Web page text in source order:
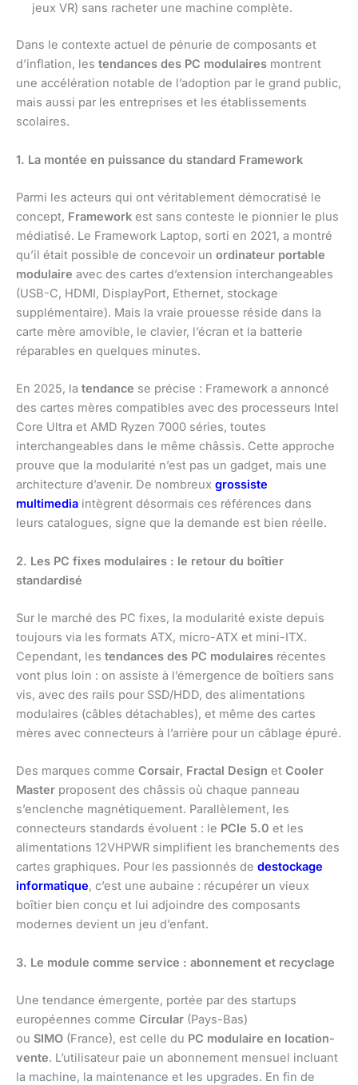
jeux VR) sans racheter une machine complète.
Dans le contexte actuel de pénurie de composants et
d’inflation, les tendances des PC modulaires montrent
une accélération notable de l’adoption par le grand public,
mais aussi par les entreprises et les établissements
scolaires.
1. La montée en puissance du standard Framework
Parmi les acteurs qui ont véritablement démocratisé le
concept, Framework est sans conteste le pionnier le plus
médiatisé. Le Framework Laptop, sorti en 2021, a montré
qu’il était possible de concevoir un ordinateur portable
modulaire avec des cartes d’extension interchangeables
(USB-C, HDMI, DisplayPort, Ethernet, stockage
supplémentaire). Mais la vraie prouesse réside dans la
carte mère amovible, le clavier, l’écran et la batterie
réparables en quelques minutes.
En 2025, la tendance se précise : Framework a annoncé
des cartes mères compatibles avec des processeurs Intel
Core Ultra et AMD Ryzen 7000 séries, toutes
interchangeables dans le même châssis. Cette approche
prouve que la modularité n’est pas un gadget, mais une
architecture d’avenir. De nombreux grossiste
multimedia intègrent désormais ces références dans
leurs catalogues, signe que la demande est bien réelle.
2. Les PC fixes modulaires : le retour du boîtier
standardisé
Sur le marché des PC fixes, la modularité existe depuis
toujours via les formats ATX, micro-ATX et mini-ITX.
Cependant, les tendances des PC modulaires récentes
vont plus loin : on assiste à l’émergence de boîtiers sans
vis, avec des rails pour SSD/HDD, des alimentations
modulaires (câbles détachables), et même des cartes
mères avec connecteurs à l’arrière pour un câblage épuré.
Des marques comme Corsair, Fractal Design et Cooler
Master proposent des châssis où chaque panneau
s’enclenche magnétiquement. Parallèlement, les
connecteurs standards évoluent : le PCIe 5.0 et les
alimentations 12VHPWR simplifient les branchements des
cartes graphiques. Pour les passionnés de destockage
informatique, c’est une aubaine : récupérer un vieux
boîtier bien conçu et lui adjoindre des composants
modernes devient un jeu d’enfant.
3. Le module comme service : abonnement et recyclage
Une tendance émergente, portée par des startups
européennes comme Circular (Pays-Bas)
ou SIMO (France), est celle du PC modulaire en location-
vente. L’utilisateur paie un abonnement mensuel incluant
la machine, la maintenance et les upgrades. En fin de